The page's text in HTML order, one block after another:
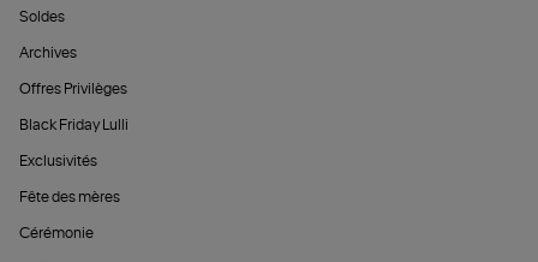
Soldes
Archives
Offres Privilèges
Black Friday Lulli
Exclusivités
Fête des mères
Cérémonie